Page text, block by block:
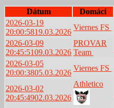
Dátum Domáci
2026-03-19
20:00:5819.03.2026
Viernes FS
2026-03-09
20:45:5109.03.2026
PROVAR
Team
2026-03-05
20:00:3805.03.2026
Viernes FS
2026-03-02
20:45:4902.03.2026
Athletico